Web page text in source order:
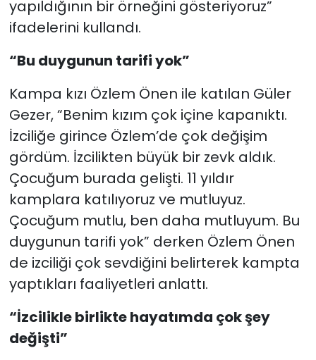
yapıldığının bir örneğini gösteriyoruz”
ifadelerini kullandı.
“Bu duygunun tarifi yok”
Kampa kızı Özlem Önen ile katılan Güler
Gezer, “Benim kızım çok içine kapanıktı.
İzciliğe girince Özlem’de çok değişim
gördüm. İzcilikten büyük bir zevk aldık.
Çocuğum burada gelişti. 11 yıldır
kamplara katılıyoruz ve mutluyuz.
Çocuğum mutlu, ben daha mutluyum. Bu
duygunun tarifi yok” derken Özlem Önen
de izciliği çok sevdiğini belirterek kampta
yaptıkları faaliyetleri anlattı.
“İzcilikle birlikte hayatımda çok şey
değişti”